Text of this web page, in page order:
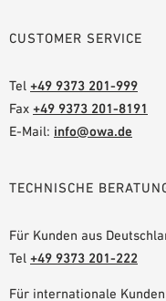
CUSTOMER SERVICE
Tel +49 9373 201-999
Fax +49 9373 201-8191
E-Mail: info@owa.de
TECHNISCHE
Für Kunden aus
Tel +49 9373 201-222
Für internationale